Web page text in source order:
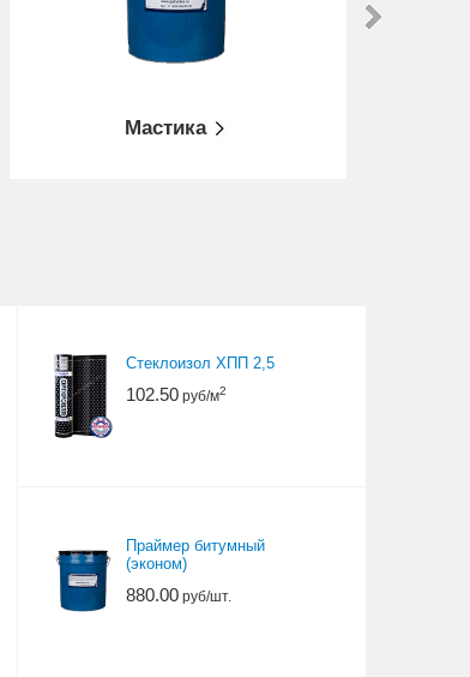
Стеклоизол ХПП 2,5
102.50 руб/м2
Праймер битумный
(эконом)
880.00 руб/шт.